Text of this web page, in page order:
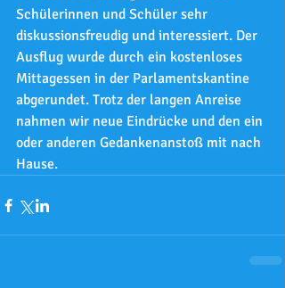
Schülerinnen und Schüler sehr
diskussionsfreudig und interessiert. Der
Ausflug wurde durch ein kostenloses
Mittagessen in der Parlamentskantine
abgerundet. Trotz der langen Anreise
nahmen wir neue Eindrücke und den ein
oder anderen Gedankenanstoß mit nach
Hause.